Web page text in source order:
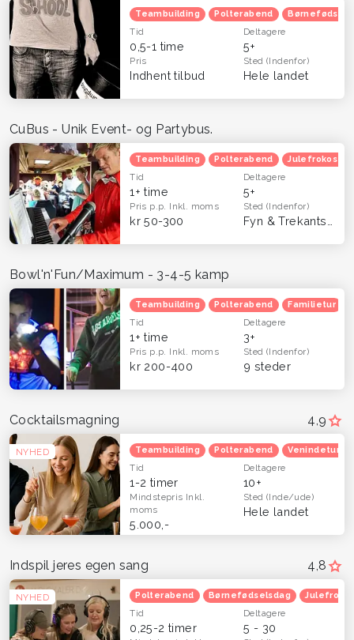
Teambuilding Polterabend
Tid
0,5-1 time
Deltagere
5+
Pris
Indhent tilbud
Sted(Indenfor)
Hele landet
CuBus - Unik Event- og Partybus.
Teambuilding Polterabend Julefrokost
Tid
1+ time
Deltagere
5+
Pris p.p. Inkl. moms
kr 50-300
Sted(Indenfor)
Bowl'n'Fun/Maximum - 3-4-5 kamp
Teambuilding Polterabend Familietur
Tid
1+ time
Deltagere
3+
Pris p.p. Inkl. moms
kr 200-400
Sted(Indenfor)
9 steder
4,9
NYHED
Cocktailsmagning
Teambuilding Polterabend Venindetur
Tid
1-2 timer
Deltagere
10+
Mindstepris Inkl.
moms
5.000,-
Sted(Inde/ude)
Hele landet
4,8
NYHED
Indspil jeres egen sang
Polterabend Børnefødselsdag
Tid
0,25-2 timer
Deltagere
5 - 30